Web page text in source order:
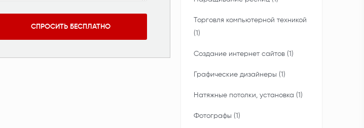
СПРОСИТЬ БЕСПЛАТНО
Торговля компьютерной техникой
(1)
Создание интернет сайтов (1)
Графические дизайнеры (1)
Натяжные потолки, установка (1)
Фотографы (1)